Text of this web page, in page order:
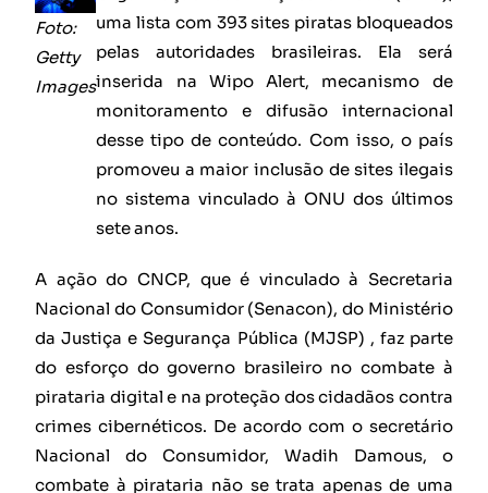
Foto:
Getty
Images
uma lista com 393 sites piratas bloqueados
pelas autoridades brasileiras. Ela será
inserida na Wipo Alert, mecanismo de
monitoramento e difusão internacional
desse tipo de conteúdo. Com isso, o país
promoveu a maior inclusão de sites ilegais
no sistema vinculado à ONU dos últimos
sete anos.
A ação do CNCP, que é vinculado à Secretaria
Nacional do Consumidor (Senacon), do Ministério
da Justiça e Segurança Pública (MJSP) , faz parte
do esforço do governo brasileiro no combate à
pirataria digital e na proteção dos cidadãos contra
crimes cibernéticos. De acordo com o secretário
Nacional do Consumidor, Wadih Damous, o
combate à pirataria não se trata apenas de uma